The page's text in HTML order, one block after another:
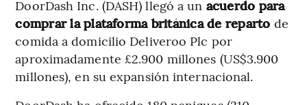
DoorDash Inc. (DASH) llegó a un acuerdo para
comprar la plataforma británica de reparto de
comida a domicilio Deliveroo Plc por
aproximadamente £2.900 millones (US$3.900
millones), en su expansión internacional.